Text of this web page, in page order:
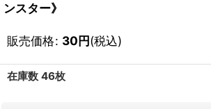
ンスター》
販売価格: 30円(税込)
在庫数 46枚